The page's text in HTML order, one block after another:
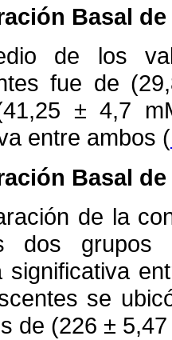
Basal
de los
fue de
± 4,7
entre ambos (
Basal
de la
dos grupos
significativa
se
de (226 ±